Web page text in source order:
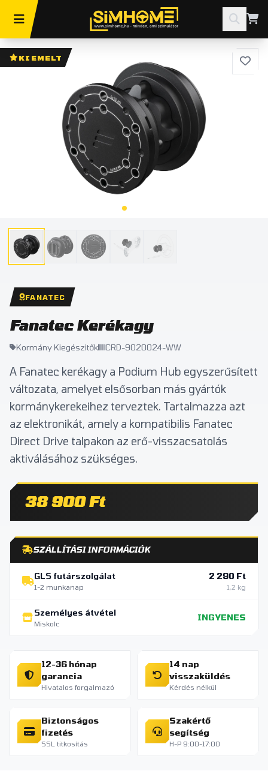
KIEMELT
FANATEC
Fanatec Kerékagy
Kormány Kiegészitők CRD-9020024-WW
A Fanatec kerékagy a Podium Hub egyszerűsített
változata, amelyet elsősorban más gyártók
kormánykerekeihez terveztek. Tartalmazza azt
az elektronikát, amely a kompatibilis Fanatec
Direct Drive talpakon az erő-visszacsatolás
aktiválásához szükséges.
38 900 Ft
SZÁLLÍTÁSI INFORMÁCIÓK
GLS futárszolgálat
1-2 munkanap
2 290 Ft
1,2 kg
Személyes átvétel
Miskolc
INGYENES
12-36 hónap
garancia
Hivatalos forgalmazó
14 nap
visszaküldés
Kérdés nélkül
Biztonságos
fizetés
SSL titkosítás
Szakértő
segítség
H-P 9:00-17:00